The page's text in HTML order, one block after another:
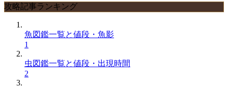
攻略記事ランキング
魚図鑑一覧と値段・魚影
1
虫図鑑一覧と値段・出現時間
2